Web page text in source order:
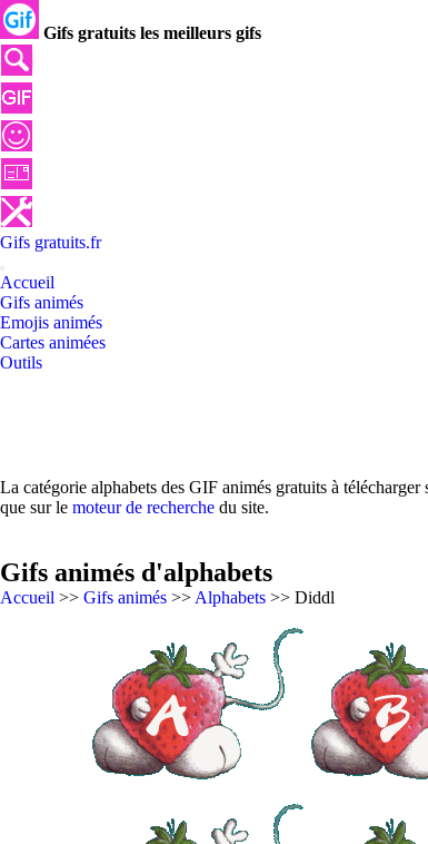
Gifs gratuits les meilleurs gifs
Gifs gratuits.fr
Accueil
Gifs animés
Emojis animés
Cartes animées
Outils
La catégorie alphabets des GIF animés gratuits à
que sur le moteur de recherche du site.
Gifs animés d'alphabets
Accueil >> Gifs animés >> Alphabets >> Diddl